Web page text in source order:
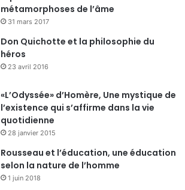
métamorphoses de l’âme
31 mars 2017
Don Quichotte et la philosophie du
héros
23 avril 2016
«L’Odyssée» d’Homère, Une mystique de
l’existence qui s’affirme dans la vie
quotidienne
28 janvier 2015
Rousseau et l’éducation, une éducation
selon la nature de l’homme
1 juin 2018